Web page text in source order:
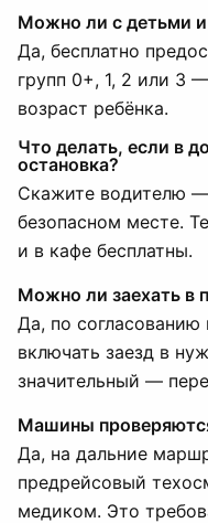
Можно ли с детьми
Да, бесплатно
групп 0+, 1, 2 или 3
возраст ребёнка.
Что делать, если в
остановка?
Скажите водителю
безопасном месте.
и в кафе бесплатны.
Можно ли заехать в
Да, по
включать заезд в
значительный —
Машины
Да, на дальние
предрейсовый
медиком. Это